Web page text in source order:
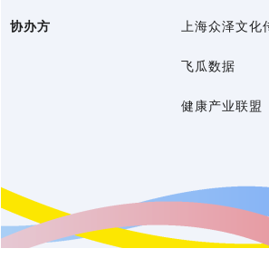
协办方 上海众泽文化
飞瓜数据
健康产业联盟